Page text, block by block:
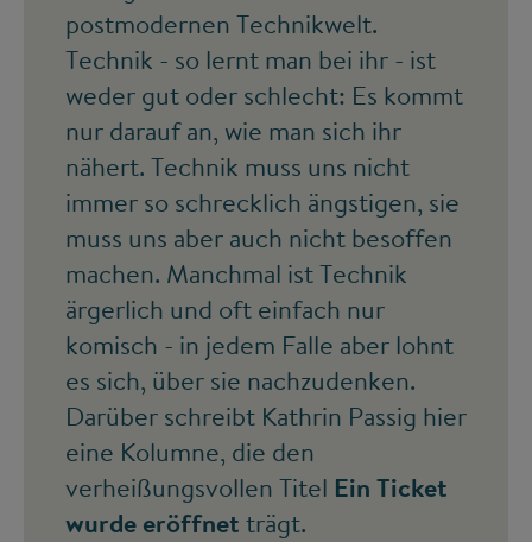
postmodernen Technikwelt.
Technik - so lernt man bei ihr - ist
weder gut oder schlecht: Es kommt
nur darauf an, wie man sich ihr
nähert. Technik muss uns nicht
immer so schrecklich ängstigen, sie
muss uns aber auch nicht besoffen
machen. Manchmal ist Technik
ärgerlich und oft einfach nur
komisch - in jedem Falle aber lohnt
es sich, über sie nachzudenken.
Darüber schreibt Kathrin Passig hier
eine Kolumne, die den
verheißungsvollen Titel Ein Ticket
wurde eröffnet trägt.